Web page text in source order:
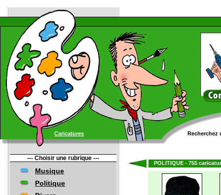
Caricatures Recherchez
--- Choisir une rubrique ---
Musique
Politique
POLITIQUE - 755